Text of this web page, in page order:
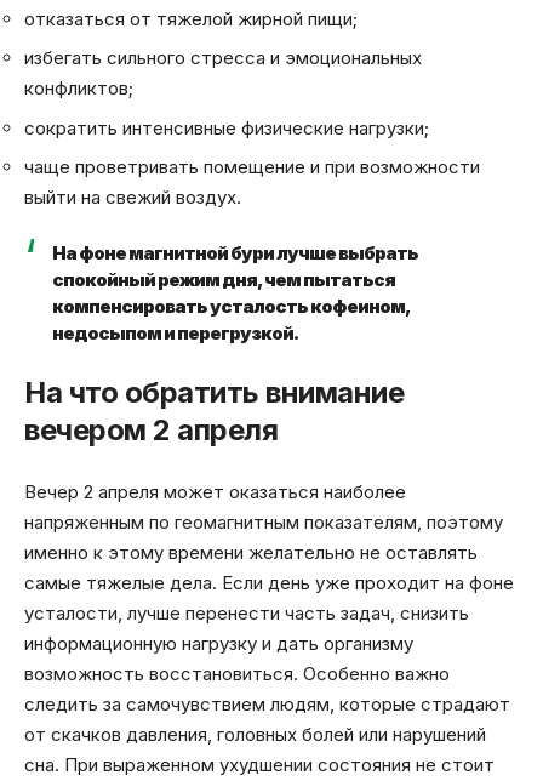
отказаться от тяжелой жирной пищи;
избегать сильного стресса и эмоциональных
конфликтов;
сократить интенсивные физические нагрузки;
чаще проветривать помещение и при возможности
выйти на свежий воздух.
На фоне магнитной бури лучше выбрать
спокойный режим дня, чем пытаться
компенсировать усталость кофеином,
недосыпом и перегрузкой.
На что обратить внимание
вечером 2 апреля
Вечер 2 апреля может оказаться наиболее
напряженным по геомагнитным показателям, поэтому
именно к этому времени желательно не оставлять
самые тяжелые дела. Если день уже проходит на фоне
усталости, лучше перенести часть задач, снизить
информационную нагрузку и дать организму
возможность восстановиться. Особенно важно
следить за самочувствием людям, которые страдают
от скачков давления, головных болей или нарушений
сна. При выраженном ухудшении состояния не стоит